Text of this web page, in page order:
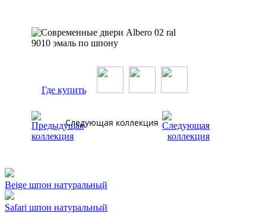
Где купить
Следующая коллекция
Beige шпон натуральный
Safari шпон натуральный